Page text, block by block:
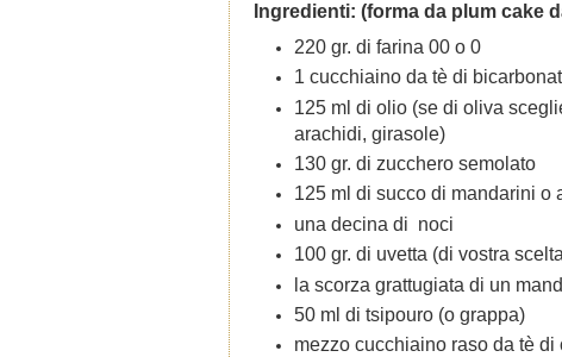
Ingredienti: (forma da plum cake
220 gr. di farina 00 o 0
1 cucchiaino da tè di
125 ml di olio (se di oliva
arachidi, girasole)
130 gr. di zucchero semolato
125 ml di succo di mandarini o
una decina di noci
100 gr. di uvetta (di vostra
la scorza grattugiata di un
50 ml di tsipouro (o grappa)
mezzo cucchiaino raso da tè